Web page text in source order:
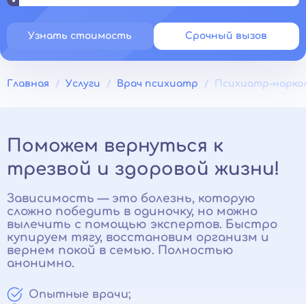
Узнать стоимость Срочный вызов
Главная Услуги Врач психиатр Психиатр-
Поможем вернуться к
трезвой и здоровой жизни!
Зависимость — это болезнь, которую
сложно победить в одиночку, но можно
вылечить с помощью экспертов. Быстро
купируем тягу, восстановим организм и
вернем покой в семью. Полностью
анонимно.
Опытные врачи;